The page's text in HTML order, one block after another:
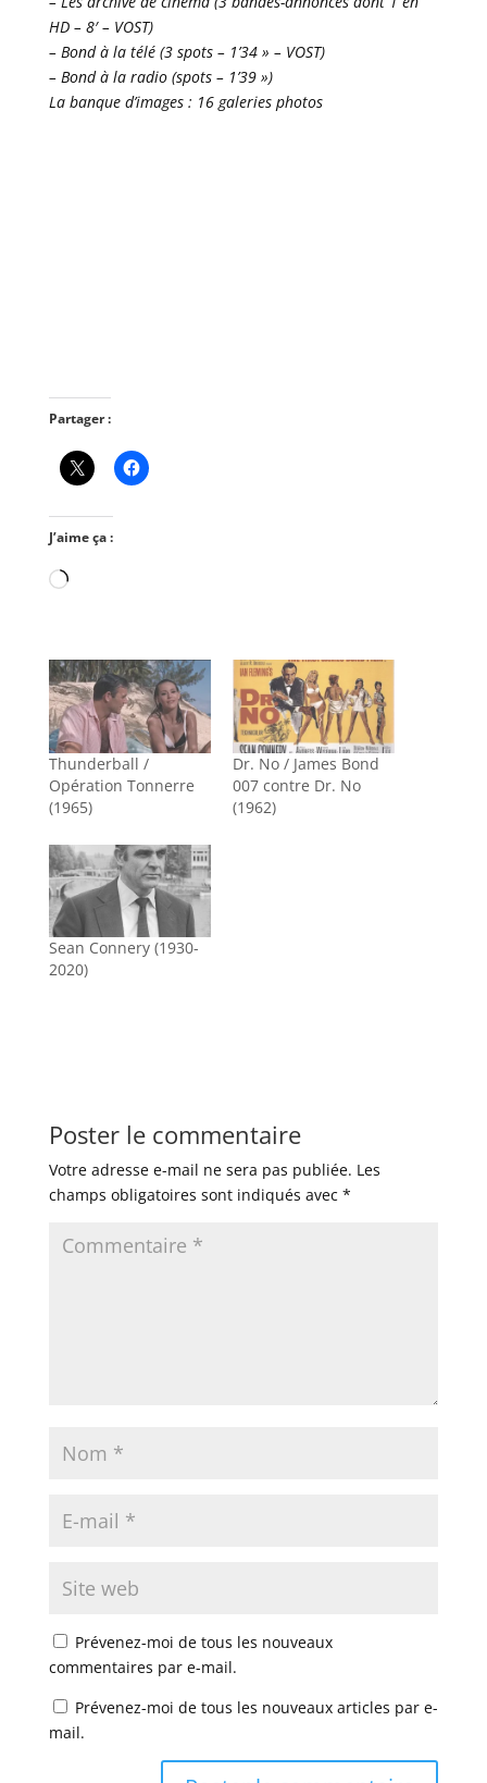
HD – 8′ – VOST)
– Bond à la télé (3 spots – 1’34 » – VOST)
– Bond à la radio (spots – 1’39 »)
La banque d’images : 16 galeries photos
Partager :
J’aime ça :
Chargement…
Thunderball /
Opération Tonnerre
(1965)
Dr. No / James Bond
007 contre Dr. No
(1962)
Sean Connery (1930-
2020)
Poster le commentaire
Votre adresse e-mail ne sera pas publiée. Les
champs obligatoires sont indiqués avec *
Prévenez-moi de tous les nouveaux
commentaires par e-mail.
Prévenez-moi de tous les nouveaux articles par e-
mail.